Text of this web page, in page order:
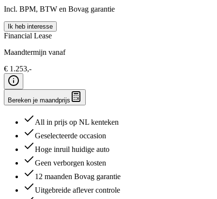
Incl. BPM, BTW en Bovag garantie
Ik heb interesse
Financial Lease
Maandtermijn vanaf
€ 1.253,-
Bereken je maandprijs
All in prijs op NL kenteken
Geselecteerde occasion
Hoge inruil huidige auto
Geen verborgen kosten
12 maanden Bovag garantie
Uitgebreide aflever controle